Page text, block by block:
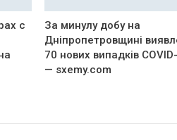
с
За минулу добу на
Дніпропетровщині
70 нових випадків
— sxemy.com